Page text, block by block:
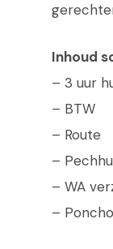
Inhoud
– 3 uur
– BTW
– Route
–
– WA
–